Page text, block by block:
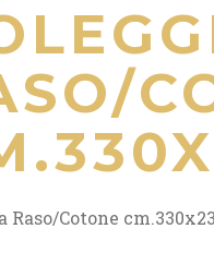
Raso/Cotone